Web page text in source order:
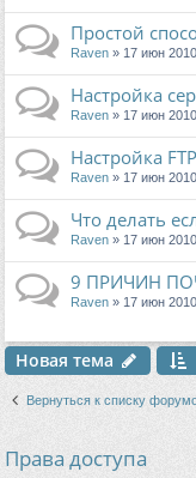
Простой
Raven » 17 июн
Настройка
Raven » 17 июн
Настройка
Raven » 17 июн
Что делать
Raven » 17 июн
9 ПРИЧИН
Raven » 17 июн
Новая тема
Вернуться к списку
Права доступа